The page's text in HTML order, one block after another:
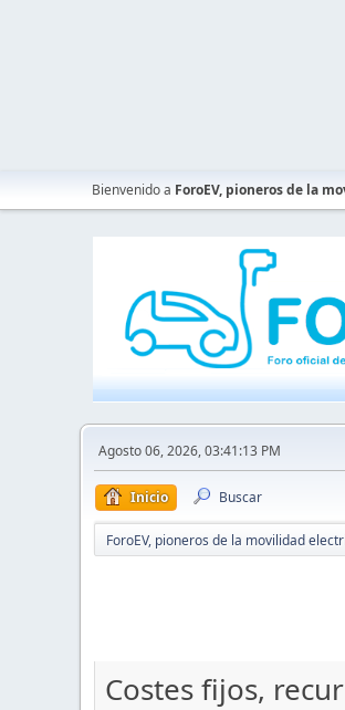
Bienvenido a ForoEV, pioneros de la
Agosto 06, 2026, 03:41:13 PM
Inicio Buscar
ForoEV, pioneros de la movilidad
Costes fijos,